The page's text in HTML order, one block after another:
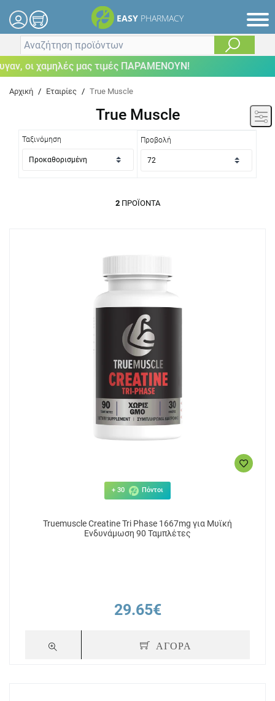
EASY PHARMACY
οι χαμηλές μας τιμές ΠΑΡΑΜΕΝΟΥΝ!
Αρχική / Εταιρίες / True Muscle
True Muscle
Ταξινόμηση Προβολή
2ΠΡΟΪΌΝΤΑ
+ 30 Πόντοι
Truemuscle Creatine Tri Phase 1667mg για Μυϊκή
Ενδυνάμωση 90 Ταμπλέτες
29.65€
ΑΓΟΡΑ